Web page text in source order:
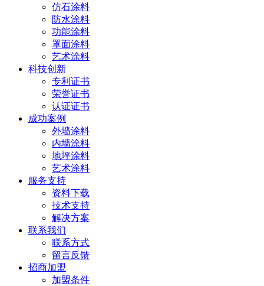
仿石涂料
防水涂料
功能涂料
罩面涂料
艺术涂料
科技创新
专利证书
荣誉证书
认证证书
成功案例
外墙涂料
内墙涂料
地坪涂料
艺术涂料
服务支持
资料下载
技术支持
解决方案
联系我们
联系方式
留言反馈
招商加盟
加盟条件